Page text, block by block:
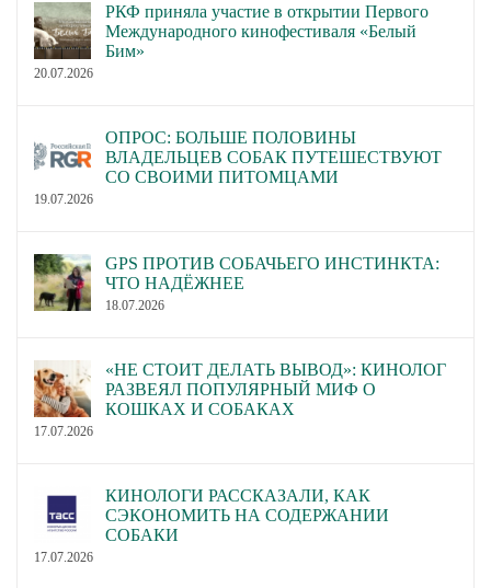
РКФ приняла участие в открытии Первого
Международного кинофестиваля «Белый
Бим»
20.07.2026
ОПРОС: БОЛЬШЕ ПОЛОВИНЫ
ВЛАДЕЛЬЦЕВ СОБАК ПУТЕШЕСТВУЮТ
СО СВОИМИ ПИТОМЦАМИ
19.07.2026
GPS ПРОТИВ СОБАЧЬЕГО ИНСТИНКТА:
ЧТО НАДЁЖНЕЕ
18.07.2026
«НЕ СТОИТ ДЕЛАТЬ ВЫВОД»: КИНОЛОГ
РАЗВЕЯЛ ПОПУЛЯРНЫЙ МИФ О
КОШКАХ И СОБАКАХ
17.07.2026
КИНОЛОГИ РАССКАЗАЛИ, КАК
СЭКОНОМИТЬ НА СОДЕРЖАНИИ
СОБАКИ
17.07.2026